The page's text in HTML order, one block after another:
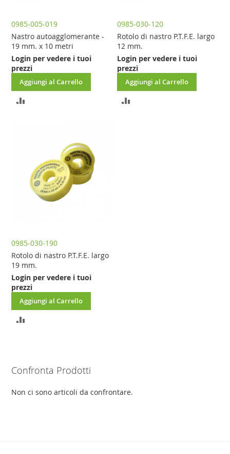
0985-005-019
Nastro autoagglomerante -
19 mm. x 10 metri
Login per vedere i tuoi
prezzi
Aggiungi al Carrello
AGGIUNGI
0985-030-120
Rotolo di nastro P.T.F.E. largo
12 mm.
Login per vedere i tuoi
prezzi
Aggiungi al Carrello
0985-030-190
Rotolo di nastro P.T.F.E. largo
19 mm.
Login per vedere i tuoi
prezzi
Aggiungi al Carrello
AGGIUNGI
Confronta Prodotti
Non ci sono articoli da confrontare.